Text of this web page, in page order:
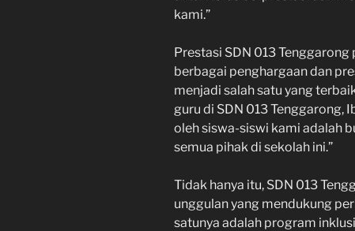
kami.”
Prestasi SDN 013
berbagai penghargaan dan
menjadi salah satu yang
guru di SDN 013 Tenggarong,
oleh siswa-siswi kami adalah
semua pihak di sekolah ini.”
Tidak hanya itu, SDN 013
unggulan yang mendukung
satunya adalah program